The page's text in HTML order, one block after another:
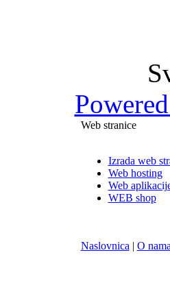
Web stranice
Izrada web
Web hosting
Web
WEB shop
Naslovnica | O nama